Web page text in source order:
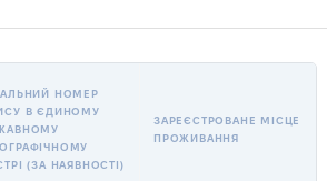
НОМЕР
В ЄДИНОМУ
(ЗА НАЯВНОСТІ)
ЗАРЕЄСТРОВАНЕ МІСЦЕ
ПРОЖИВАННЯ